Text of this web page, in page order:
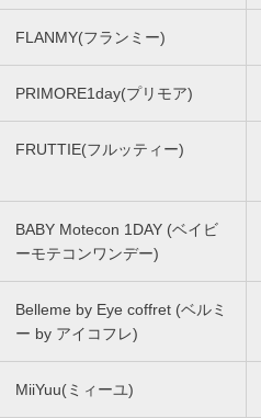
FLANMY(フランミー)
PRIMORE1day(プリモア)
FRUTTIE(フルッティー)
BABY Motecon 1DAY (ベイビ
ーモテコンワンデー)
Belleme by Eye coffret (ベルミ
ー by アイコフレ)
MiiYuu(ミィーユ)